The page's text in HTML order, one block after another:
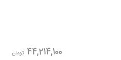
44,214,100 تومان